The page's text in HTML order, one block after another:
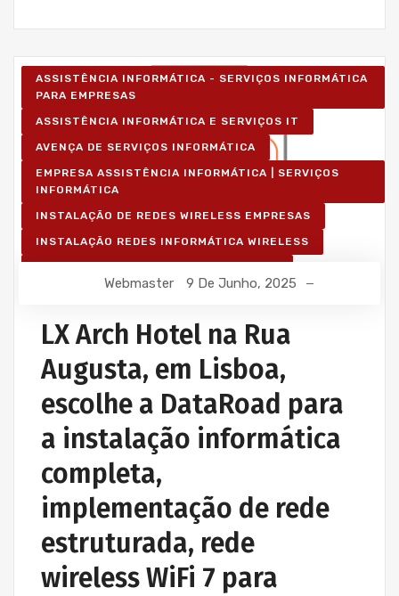
ASSISTÊNCIA INFORMÁTICA - SERVIÇOS INFORMÁTICA
PARA EMPRESAS
ASSISTÊNCIA INFORMÁTICA E SERVIÇOS IT
AVENÇA DE SERVIÇOS INFORMÁTICA
EMPRESA ASSISTÊNCIA INFORMÁTICA | SERVIÇOS
INFORMÁTICA
INSTALAÇÃO DE REDES WIRELESS EMPRESAS
INSTALAÇÃO REDES INFORMÁTICA WIRELESS
REDE ESTRUTURADA INFORMÁTICA
Webmaster 9 De Junho, 2025
LX Arch Hotel na Rua
Augusta, em Lisboa,
escolhe a DataRoad para
a instalação informática
completa,
implementação de rede
estruturada, rede
wireless WiFi 7 para